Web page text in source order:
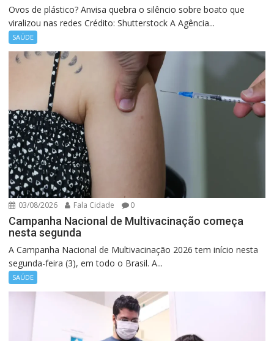
Ovos de plástico? Anvisa quebra o silêncio sobre boato que
viralizou nas redes Crédito: Shutterstock A Agência...
SAÚDE
03/08/2026 Fala Cidade 0
Campanha Nacional de Multivacinação começa
nesta segunda
A Campanha Nacional de Multivacinação 2026 tem início nesta
segunda-feira (3), em todo o Brasil. A...
SAÚDE